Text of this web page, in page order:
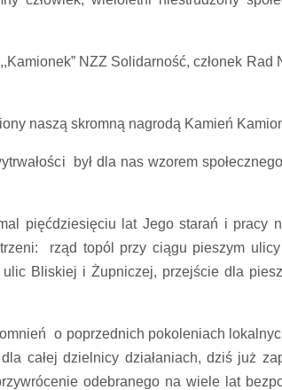
NZZ Solidarność, członek
naszą skromną nagrodą Kamień
był dla nas wzorem
pięćdziesięciu lat Jego starań i pracy
rząd topól przy ciągu pieszym
Bliskiej i Żupniczej, przejście dla
o poprzednich pokoleniach
całej dzielnicy działaniach, dziś już
odebranego na wiele lat